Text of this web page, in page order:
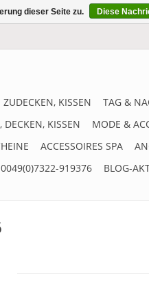
ZUDECKEN, KISSEN TAG &
DECKEN, KISSEN MODE &
ACCESSOIRES SPA
919376 BLOG-
dieser Seite zu. Diese